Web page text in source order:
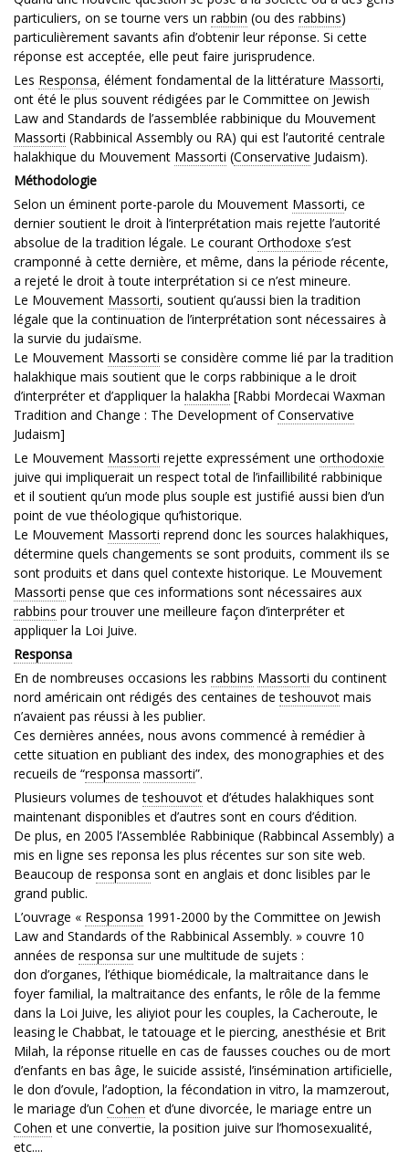
particuliers, on se tourne vers un rabbin (ou des rabbins)
particulièrement savants afin d’obtenir leur réponse. Si cette
réponse est acceptée, elle peut faire jurisprudence.
Les Responsa, élément fondamental de la littérature Massorti,
ont été le plus souvent rédigées par le Committee on Jewish
Law and Standards de l’assemblée rabbinique du Mouvement
Massorti (Rabbinical Assembly ou RA) qui est l’autorité centrale
halakhique du Mouvement Massorti (Conservative Judaism).
Méthodologie
Selon un éminent porte-parole du Mouvement Massorti, ce
dernier soutient le droit à l’interprétation mais rejette l’autorité
absolue de la tradition légale. Le courant Orthodoxe s’est
cramponné à cette dernière, et même, dans la période récente,
a rejeté le droit à toute interprétation si ce n’est mineure.
Le Mouvement Massorti, soutient qu’aussi bien la tradition
légale que la continuation de l’interprétation sont nécessaires à
la survie du judaïsme.
Le Mouvement Massorti se considère comme lié par la tradition
halakhique mais soutient que le corps rabbinique a le droit
d’interpréter et d’appliquer la halakha [Rabbi Mordecai Waxman
Tradition and Change : The Development ofConservative
Judaism]
Le Mouvement Massorti rejette expressément une orthodoxie
juive qui impliquerait un respect total de l’infaillibilité rabbinique
et il soutient qu’un mode plus souple est justifié aussi bien d’un
point de vue théologique qu’historique.
Le Mouvement Massorti reprend donc les sources halakhiques,
détermine quels changements se sont produits, comment ils se
sont produits et dans quel contexte historique. Le Mouvement
Massorti pense que ces informations sont nécessaires aux
rabbins pour trouver une meilleure façon d’interpréter et
appliquer la Loi Juive.
Responsa
En de nombreuses occasions les rabbins Massorti du continent
nord américain ont rédigés des centaines deteshouvot mais
n’avaient pas réussi à les publier.
Ces dernières années, nous avons commencé à remédier à
cette situation en publiant des index, des monographies et des
recueils de “responsa massorti”.
Plusieurs volumes deteshouvot et d’études halakhiques sont
maintenant disponibles et d’autres sont en cours d’édition.
De plus, en 2005 l’Assemblée Rabbinique (Rabbincal Assembly) a
mis en ligne ses reponsa les plus récentes sur son site web.
Beaucoup de responsa sont en anglais et donc lisibles par le
grand public.
L’ouvrage « Responsa 1991-2000 by the Committee on Jewish
Law and Standards of the Rabbinical Assembly. » couvre 10
années de responsa sur une multitude de sujets :
don d’organes, l’éthique biomédicale, la maltraitance dans le
foyer familial, la maltraitance des enfants, le rôle de la femme
dans la Loi Juive, les aliyiot pour les couples, la Cacheroute, le
leasing le Chabbat, le tatouage et le piercing, anesthésie et Brit
Milah, la réponse rituelle en cas de fausses couches ou de mort
d’enfants en bas âge, le suicide assisté, l’insémination artificielle,
le don d’ovule, l’adoption, la fécondation in vitro, la mamzerout,
le mariage d’un Cohen et d’une divorcée, le mariage entre un
Cohen et une convertie, la position juive sur l’homosexualité,
etc....